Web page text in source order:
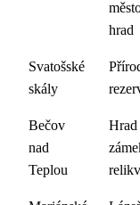
hrad
Svatošské
skály
Bečov
nad
Teplou
Hrad